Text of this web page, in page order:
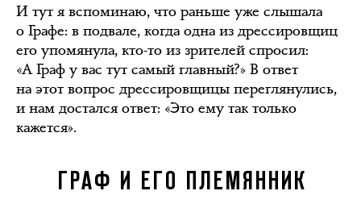
И тут я вспоминаю, что раньше уже слышала
о Графе: в подвале, когда одна из дрессировщиц
его упомянула, кто-то из зрителей спросил:
«А Граф у вас тут самый главный?» В ответ
на этот вопрос дрессировщицы переглянулись,
и нам достался ответ: «Это ему так только
кажется».
ГРАФ И ЕГО ПЛЕМЯННИК